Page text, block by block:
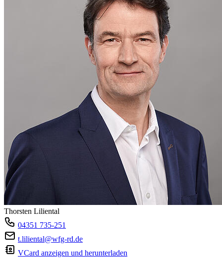
Thorsten Liliental
04351 735-251
t.liliental@wfg-rd.de
VCard anzeigen und herunterladen